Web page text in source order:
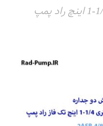
کف کش 90 متری تک فاز 1/4-1 اینچ راد پمپ